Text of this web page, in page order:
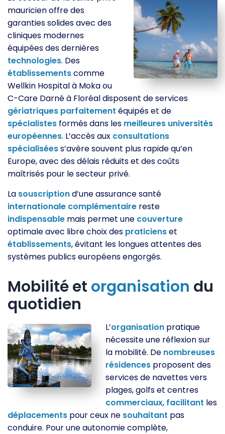
mauricien offre des
garanties solides avec des
cliniques modernes
équipées des dernières
technologies. Des
établissementscomme
Wellkin Hospital à Moka ou
C-Care Darné à Floréal disposent de services
gériatriques parfaitement équipés et de
spécialistes formés dans les meilleures universités
européennes. L’accès aux consultations
spécialiséess’avère souvent plus rapide qu’en
Europe, avec des délais réduits et des coûts
maîtrisés pour le secteur privé.
La souscriptiond’une assurance santé
internationale complémentaire reste
indispensable mais permet une couverture
optimale avec libre choix des praticienset
établissements, évitant les longues attentes des
systèmes publics européens engorgés.
Mobilité et organisation du
quotidien
L’organisation pratique
nécessite une réflexion sur
la mobilité. De nombreuses
résidences proposent des
services de navettes vers
plages, golfs et centres
commerciaux, facilitant les
déplacements pour ceux ne souhaitant pas
conduire. Pour une autonomie complète,